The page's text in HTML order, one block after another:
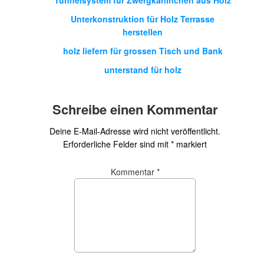
Unterkonstruktion für Holz Terrasse
herstellen
holz liefern für grossen Tisch und Bank
unterstand für holz
Schreibe einen Kommentar
Deine E-Mail-Adresse wird nicht veröffentlicht.
Erforderliche Felder sind mit * markiert
Kommentar *